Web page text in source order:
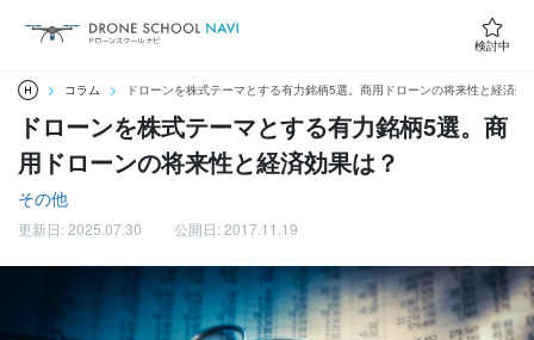
検討中
コラム ドローンを株式テーマとする有力銘柄5選。商用ドローンの将来性と経済効
ドローンを株式テーマとする有力銘柄5選。商
用ドローンの将来性と経済効果は？
その他
更新日: 2025.07.30 公開日: 2017.11.19